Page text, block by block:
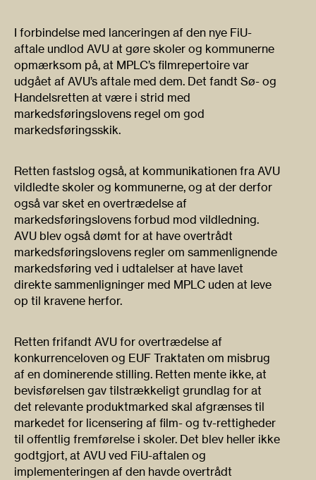
I forbindelse med lanceringen af den nye FiU-
aftale undlod AVU at gøre skoler og kommunerne
opmærksom på, at MPLC’s filmrepertoire var
udgået af AVU’s aftale med dem. Det fandt Sø- og
Handelsretten at være i strid med
markedsføringslovens regel om god
markedsføringsskik.
Retten fastslog også, at kommunikationen fra AVU
vildledte skoler og kommunerne, og at der derfor
også var sket en overtrædelse af
markedsføringslovens forbud mod vildledning.
AVU blev også dømt for at have overtrådt
markedsføringslovens regler om sammenlignende
markedsføring ved i udtalelser at have lavet
direkte sammenligninger med MPLC uden at leve
op til kravene herfor.
Retten frifandt AVU for overtrædelse af
konkurrenceloven og EUF Traktaten om misbrug
af en dominerende stilling. Retten mente ikke, at
bevisførelsen gav tilstrækkeligt grundlag for at
det relevante produktmarked skal afgrænses til
markedet for licensering af film- og tv-rettigheder
til offentlig fremførelse i skoler. Det blev heller ikke
godtgjort, at AVU ved FiU-aftalen og
implementeringen af den havde overtrådt